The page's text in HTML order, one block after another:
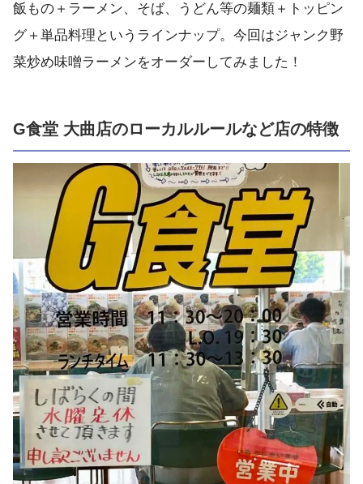
飯もの＋ラーメン、そば、うどん等の麺類＋トッピン
グ＋単品料理というラインナップ。今回はジャンク野
菜炒め味噌ラーメンをオーダーしてみました！
G食堂 大曲店のローカルルールなど店の特徴